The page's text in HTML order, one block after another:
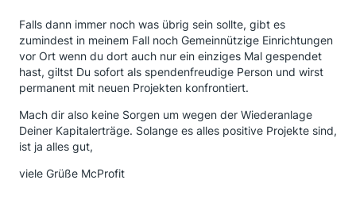
Falls dann immer noch was übrig sein sollte, gibt es
zumindest in meinem Fall noch Gemeinnützige Einrichtungen
vor Ort wenn du dort auch nur ein einziges Mal gespendet
hast, giltst Du sofort als spendenfreudige Person und wirst
permanent mit neuen Projekten konfrontiert.
Mach dir also keine Sorgen um wegen der Wiederanlage
Deiner Kapitalerträge. Solange es alles positive Projekte sind,
ist ja alles gut,
viele Grüße McProfit